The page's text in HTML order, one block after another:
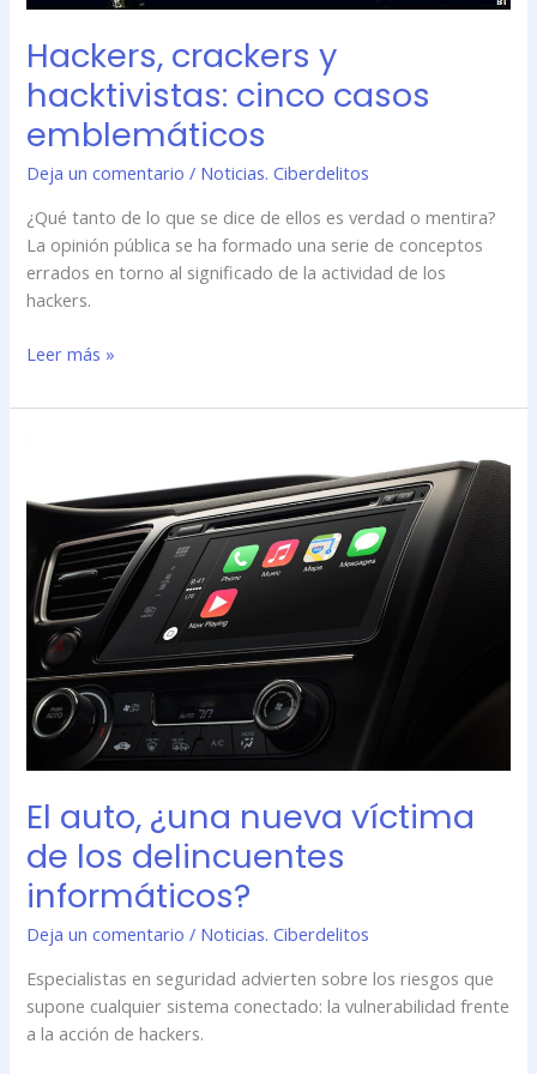
Hackers, crackers y
hacktivistas: cinco casos
emblemáticos
Deja un comentario / Noticias. Ciberdelitos
¿Qué tanto de lo que se dice de ellos es verdad o mentira?
La opinión pública se ha formado una serie de conceptos
errados en torno al significado de la actividad de los
hackers.
Leer más »
El auto, ¿una nueva víctima
de los delincuentes
informáticos?
Deja un comentario / Noticias. Ciberdelitos
Especialistas en seguridad advierten sobre los riesgos que
supone cualquier sistema conectado: la vulnerabilidad frente
a la acción de hackers.
¿una
víctima
de
los
delincuentes
informáticos?